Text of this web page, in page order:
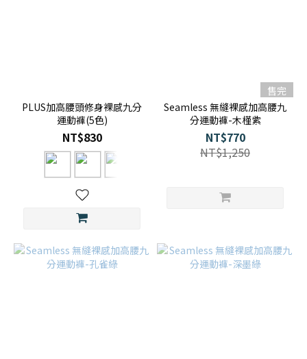
PLUS加高腰頭修身裸感九分
運動褲(5色)
NT$830
售完
Seamless 無縫裸感加高腰九
分運動褲-木槿紫
NT$770
NT$1,250